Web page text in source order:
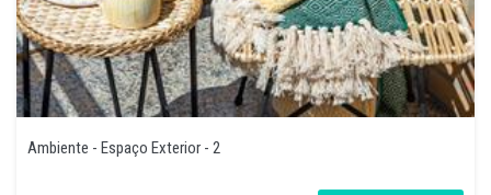
Ambiente - Espaço Exterior - 2